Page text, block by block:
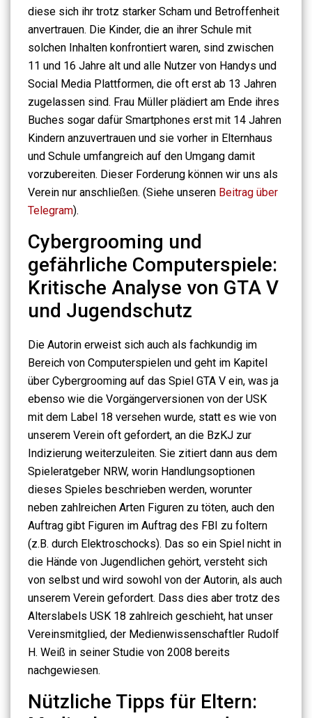
diese sich ihr trotz starker Scham und Betroffenheit
anvertrauen. Die Kinder, die an ihrer Schule mit
solchen Inhalten konfrontiert waren, sind zwischen
11 und 16 Jahre alt und alle Nutzer von Handys und
Social Media Plattformen, die oft erst ab 13 Jahren
zugelassen sind. Frau Müller plädiert am Ende ihres
Buches sogar dafür Smartphones erst mit 14 Jahren
Kindern anzuvertrauen und sie vorher in Elternhaus
und Schule umfangreich auf den Umgang damit
vorzubereiten. Dieser Forderung können wir uns als
Verein nur anschließen. (Siehe unseren Beitrag über
Telegram).
Cybergrooming und
gefährliche Computerspiele:
Kritische Analyse von GTA V
und Jugendschutz
Die Autorin erweist sich auch als fachkundig im
Bereich von Computerspielen und geht im Kapitel
über Cybergrooming auf das Spiel GTA V ein, was ja
ebenso wie die Vorgängerversionen von der USK
mit dem Label 18 versehen wurde, statt es wie von
unserem Verein oft gefordert, an die BzKJ zur
Indizierung weiterzuleiten. Sie zitiert dann aus dem
Spieleratgeber NRW, worin Handlungsoptionen
dieses Spieles beschrieben werden, worunter
neben zahlreichen Arten Figuren zu töten, auch den
Auftrag gibt Figuren im Auftrag des FBI zu foltern
(z.B. durch Elektroschocks). Das so ein Spiel nicht in
die Hände von Jugendlichen gehört, versteht sich
von selbst und wird sowohl von der Autorin, als auch
unserem Verein gefordert. Dass dies aber trotz des
Alterslabels USK 18 zahlreich geschieht, hat unser
Vereinsmitglied, der Medienwissenschaftler Rudolf
H. Weiß in seiner Studie von 2008 bereits
nachgewiesen.
Nützliche Tipps für Eltern: